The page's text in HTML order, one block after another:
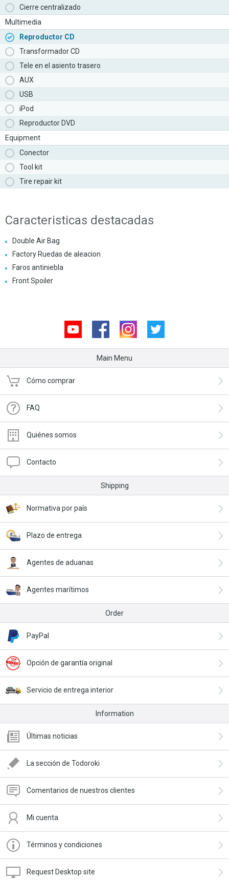
Cierre centralizado
Multimedia
Reproductor CD
Transformador CD
Tele en el asiento trasero
AUX
USB
iPod
Reproductor DVD
Equipment
Conector
Tool kit
Tire repair kit
Caracteristicas destacadas
Double Air Bag
Factory Ruedas de aleacion
Faros antiniebla
Front Spoiler
Youtube Facebook Instagram
Main Menu
Cómo comprar
FAQ
Quiénes somos
Contacto
Shipping
Normativa por país
Plazo de entrega
Agentes de aduanas
Agentes marítimos
Order
PayPal
Opción de garantía original
Servicio de entrega interior
Information
Últimas noticias
La sección de Todoroki
Comentarios de nuestros clientes
Mi cuenta
Términos y condiciones
Request Desktop site